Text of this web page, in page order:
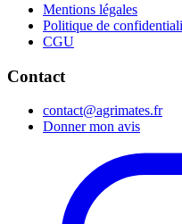
Mentions légales
Politique de
CGU
Contact
contact@agrimates.fr
Donner mon avis